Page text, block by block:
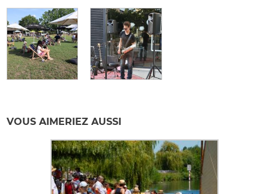
VOUS AIMERIEZ AUSSI